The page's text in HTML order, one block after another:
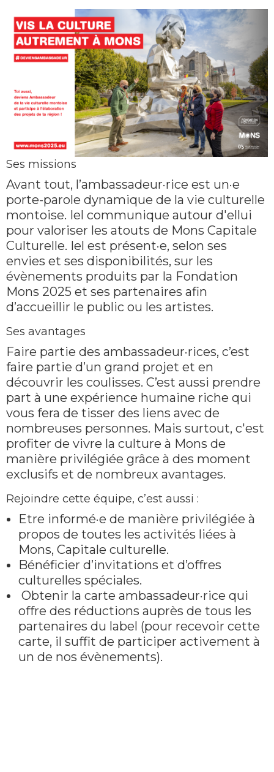
Ses missions
Avant tout, l’ambassadeur·rice est un·e
porte-parole dynamique de la vie culturelle
montoise. Iel communique autour d'ellui
pour valoriser les atouts de Mons Capitale
Culturelle. Iel est présent·e, selon ses
envies et ses disponibilités, sur les
évènements produits par la Fondation
Mons 2025 et ses partenaires afin
d’accueillir le public ou les artistes.
Ses avantages
Faire partie des ambassadeur·rices, c’est
faire partie d’un grand projet et en
découvrir les coulisses. C’est aussi prendre
part à une expérience humaine riche qui
vous fera de tisser des liens avec de
nombreuses personnes. Mais surtout, c'est
profiter de vivre la culture à Mons de
manière privilégiée grâce à des moment
exclusifs et de nombreux avantages.
Rejoindre cette équipe, c’est aussi :
Etre informé·e de manière privilégiée à
propos de toutes les activités liées à
Mons, Capitale culturelle.
Bénéficier d’invitations et d’offres
culturelles spéciales.
Obtenir la carte ambassadeur·rice qui
offre des réductions auprès de tous les
partenaires du label (pour recevoir cette
carte, il suffit de participer activement à
un de nos évènements).